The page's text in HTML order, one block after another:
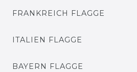
FRANKREICH FLAGGE
ITALIEN FLAGGE
BAYERN FLAGGE